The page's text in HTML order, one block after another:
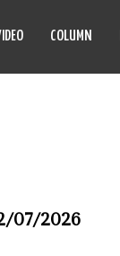
COLUMN
07/2026